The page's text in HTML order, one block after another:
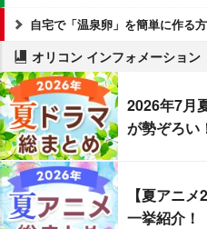
自宅で「温泉卵」を簡単に作る
オリコン インフォメーション
2026年7月
が勢ぞろい
【夏アニ
一挙紹介！